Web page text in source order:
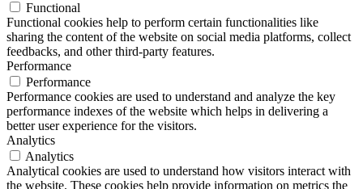
Functional
Functional cookies help to perform certain functionalities like
sharing the content of the website on social media platforms, collect
feedbacks, and other third-party features.
Performance
Performance
Performance cookies are used to understand and analyze the key
performance indexes of the website which helps in delivering a
better user experience for the visitors.
Analytics
Analytics
Analytical cookies are used to understand how visitors interact with
the website. These cookies help provide information on metrics the